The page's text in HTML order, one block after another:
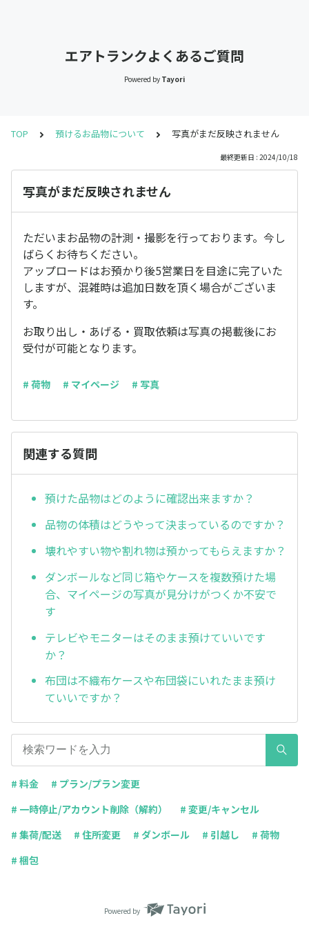
エアトランクよくあるご質問
Powered by Tayori
TOP 預けるお品物について 写真がまだ反映されません
最終更新日 : 2024/10/18
写真がまだ反映されません
ただいまお品物の計測・撮影を行っております。今し
ばらくお待ちください。
アップロードはお預かり後5営業日を目途に完了いた
しますが、混雑時は追加日数を頂く場合がございま
す。
お取り出し・あげる・買取依頼は写真の掲載後にお
受付が可能となります。
# 荷物 # マイページ # 写真
関連する質問
預けた品物はどのように確認出来ますか？
品物の体積はどうやって決まっているのですか？
壊れやすい物や割れ物は預かってもらえますか？
ダンボールなど同じ箱やケースを複数預けた場
合、マイページの写真が見分けがつくか不安で
す
テレビやモニターはそのまま預けていいです
か？
布団は不織布ケースや布団袋にいれたまま預け
ていいですか？
# 料金
# プラン/プラン変更
# 一時停止/アカウント削除（解約）
# 変更/キャンセル
# 集荷/配送
# 住所変更 # ダンボール # 引越し
# 荷物
# 梱包
Powered by